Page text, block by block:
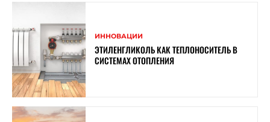
ИННОВАЦИИ
ЭТИЛЕНГЛИКОЛЬ КАК ТЕПЛОНОСИТЕЛЬ В
СИСТЕМАХ ОТОПЛЕНИЯ